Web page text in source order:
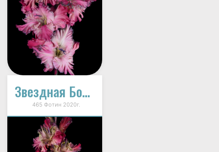
Звездная Болезнь
465 Фотин 2020г.